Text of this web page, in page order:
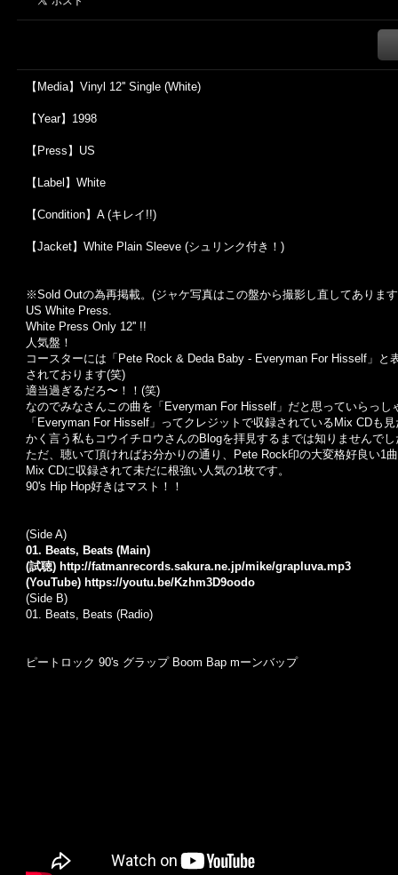
【Media】Vinyl 12'' Single (White)
【Year】1998
【Press】US
【Label】White
【Condition】A (キレイ!!)
【Jacket】White Plain Sleeve (シュリンク付き！)
※Sold Outの為再掲載。(ジャケ写真はこの盤から撮影し直してありま
US White Press.
White Press Only 12'' !!
人気盤！
コースターには「Pete Rock & Deda Baby - Everyman For Hisself」
されております(笑)
適当過ぎるだろ〜！！(笑)
なのでみなさんこの曲を「Everyman For Hisself」だと思っていらっし
「Everyman For Hisself」ってクレジットで収録されているMix CDも
かく言う私もコウイチロウさんのBlogを拝見するまでは知りませんでし
ただ、聴いて頂ければお分かりの通り、Pete Rock印の大変格好良い1
Mix CDに収録されて未だに根強い人気の1枚です。
90's Hip Hop好きはマスト！！
(Side A)
01. Beats, Beats (Main)
(試聴) http://fatmanrecords.sakura.ne.jp/mike/grapluva.mp3
(YouTube) https://youtu.be/Kzhm3D9oodo
(Side B)
01. Beats, Beats (Radio)
ピートロック 90's グラップ Boom Bap mーンバップ